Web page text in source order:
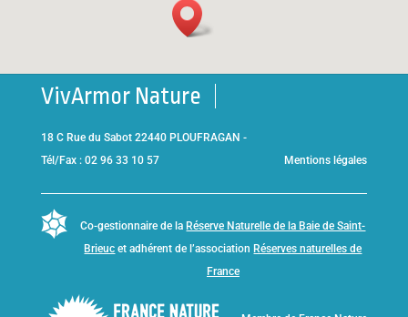
VivArmor Nature
18 C Rue du Sabot 22440 PLOUFRAGAN -
Tél/Fax : 02 96 33 10 57
Mentions légales
Co-gestionnaire de laRéserve Naturelle de la Baie de Saint-
Brieuc et adhérent de l’associationRéserves naturelles de
France